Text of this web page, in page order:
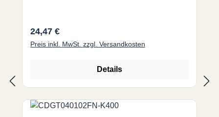
Regulärer Preis:
24,47 €
Preis inkl. MwSt. zzgl. Versandkosten
Details